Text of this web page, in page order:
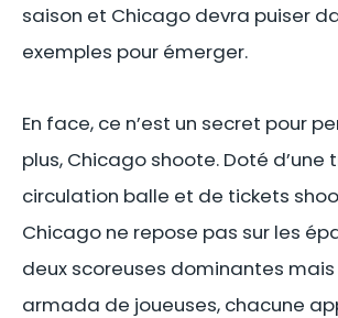
saison et Chicago devra puiser
exemples pour émerger.
En face, ce n’est un secret pour
plus, Chicago shoote. Doté d’une
circulation balle et de tickets
Chicago ne repose pas sur les
deux scoreuses dominantes mais
armada de joueuses, chacune